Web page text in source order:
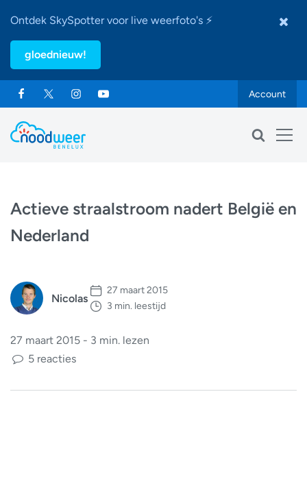
Ontdek SkySpotter voor live weerfoto's ⚡
gloednieuw!
Account
Actieve straalstroom nadert België en
Nederland
Nicolas
27 maart 2015
3 min. leestijd
27 maart 2015 - 3 min. lezen
5 reacties